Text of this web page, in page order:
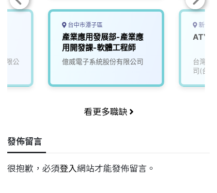
限公
台中市潭子區
產業應用發展部-產業應
用開發課-軟體工程師
億威電子系統股份有限公司
新竹市
台灣積
司(台
看更多職缺
發佈留言
很抱歉，必須登入網站才能發佈留言。